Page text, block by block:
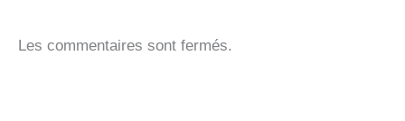
Les commentaires sont fermés.